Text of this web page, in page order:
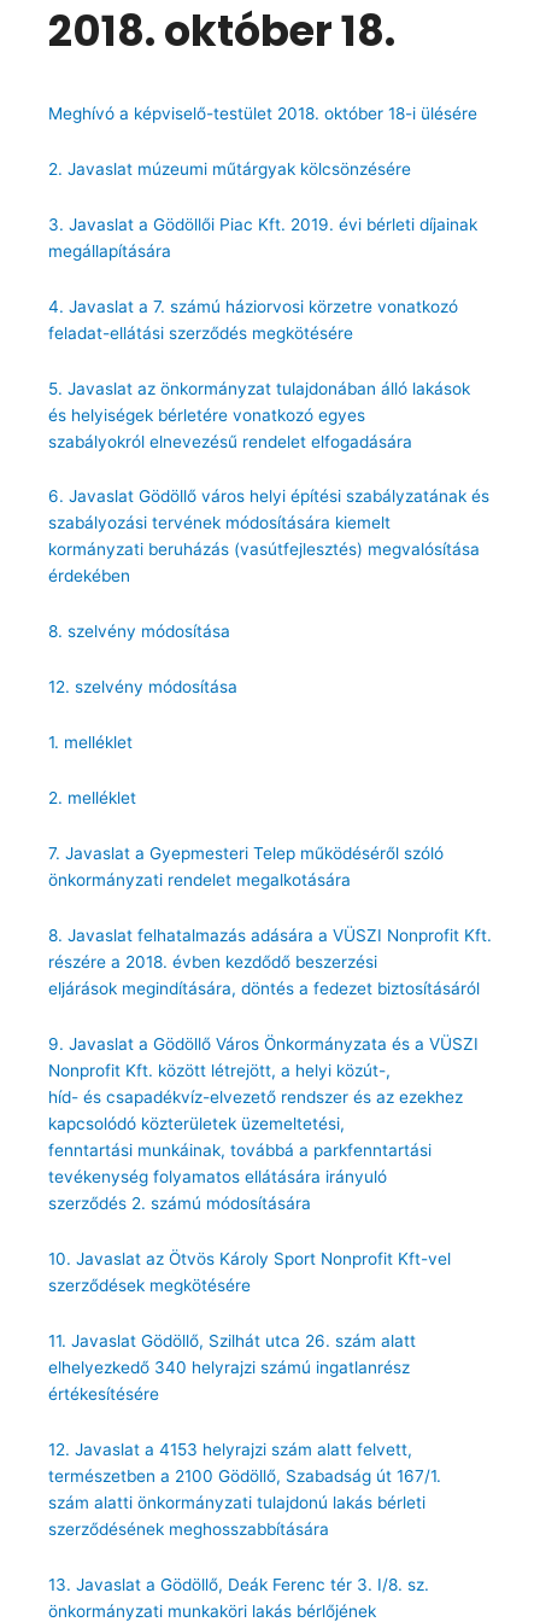
2018. október 18.
Meghívó a képviselő-testület 2018. október 18-i ülésére
2. Javaslat múzeumi műtárgyak kölcsönzésére
3. Javaslat a Gödöllői Piac Kft. 2019. évi bérleti díjainak
megállapítására
4. Javaslat a 7. számú háziorvosi körzetre vonatkozó
feladat-ellátási szerződés megkötésére
5. Javaslat az önkormányzat tulajdonában álló lakások
és helyiségek bérletére vonatkozó egyes
szabályokról elnevezésű rendelet elfogadására
6. Javaslat Gödöllő város helyi építési szabályzatának és
szabályozási tervének módosítására kiemelt
kormányzati beruházás (vasútfejlesztés) megvalósítása
érdekében
8. szelvény módosítása
12. szelvény módosítása
1. melléklet
2. melléklet
7. Javaslat a Gyepmesteri Telep működéséről szóló
önkormányzati rendelet megalkotására
8. Javaslat felhatalmazás adására a VÜSZI Nonprofit Kft.
részére a 2018. évben kezdődő beszerzési
eljárások megindítására, döntés a fedezet biztosításáról
9. Javaslat a Gödöllő Város Önkormányzata és a VÜSZI
Nonprofit Kft. között létrejött, a helyi közút-,
híd- és csapadékvíz-elvezető rendszer és az ezekhez
kapcsolódó közterületek üzemeltetési,
fenntartási munkáinak, továbbá a parkfenntartási
tevékenység folyamatos ellátására irányuló
szerződés 2. számú módosítására
10. Javaslat az Ötvös Károly Sport Nonprofit Kft-vel
szerződések megkötésére
11. Javaslat Gödöllő, Szilhát utca 26. szám alatt
elhelyezkedő 340 helyrajzi számú ingatlanrész
értékesítésére
12. Javaslat a 4153 helyrajzi szám alatt felvett,
természetben a 2100 Gödöllő, Szabadság út 167/1.
szám alatti önkormányzati tulajdonú lakás bérleti
szerződésének meghosszabbítására
13. Javaslat a Gödöllő, Deák Ferenc tér 3. I/8. sz.
önkormányzati munkaköri lakás bérlőjének